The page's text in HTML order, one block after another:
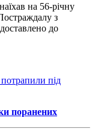
на 56-річну
з
до
під
поранених